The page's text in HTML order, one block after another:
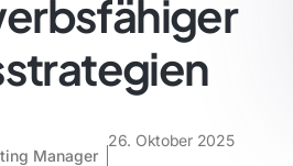
Manager
26. Oktober 2025